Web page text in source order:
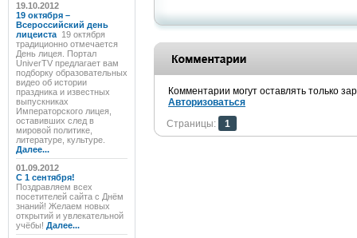
19.10.2012
19 октября –
Всероссийский день
лицеиста 19 октября
традиционно отмечается
День лицея. Портал
UniverTV предлагает вам
подборку образовательных
видео об истории
праздника и известных
выпускниках
Императорского лицея,
оставивших след в
мировой политике,
литературе, культуре.
Далее...
01.09.2012
C 1 сентября!
Поздравляем всех
посетителей сайта с Днём
знаний! Желаем новых
открытий и увлекательной
учёбы! Далее...
Комментарии могут оставлять только
Авторизоваться
Страницы:
1